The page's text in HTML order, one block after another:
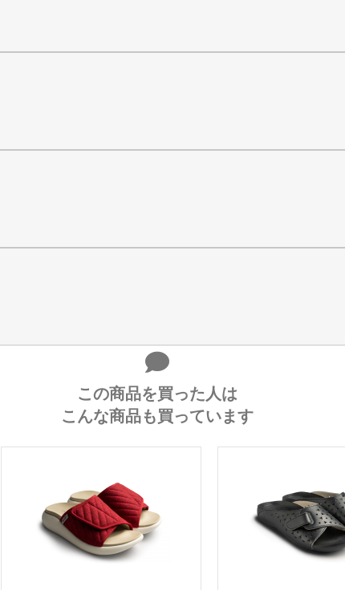
この商品を買った人は
こんな商品も買っています